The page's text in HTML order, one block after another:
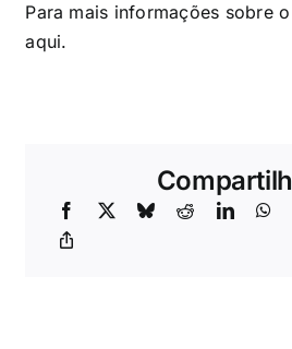
Para mais informações sobre
aqui.